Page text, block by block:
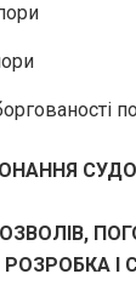
РОЗРОБКА